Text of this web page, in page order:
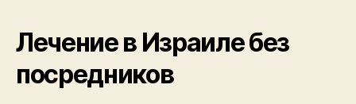
Лечение в Израиле без
посредников